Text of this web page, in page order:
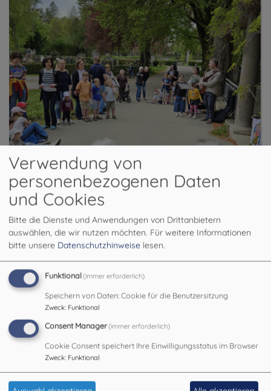
Gemeindebrief 05-08/26
Unser neuer Gemeindebrief ist da!
>> Hier können Sie ihn komfortabel online lesen
Wir wünschen viel Freude beim Lesen uns Schmökern.
Verwendung von
personenbezogenen Daten
und Cookies
Bitte die Dienste und Anwendungen von Drittanbietern
auswählen, die wir nutzen möchten. Für weitere Informationen
bitte unsere Datenschutzhinweise lesen.
Funktional(immer erforderlich)
Speichern von Daten: Cookie für die Benutzersitzung
Zweck: Funktional
Consent Manager(immer erforderlich)
Cookie Consent speichert Ihre Einwilligungsstatus im Browser
Zweck: Funktional